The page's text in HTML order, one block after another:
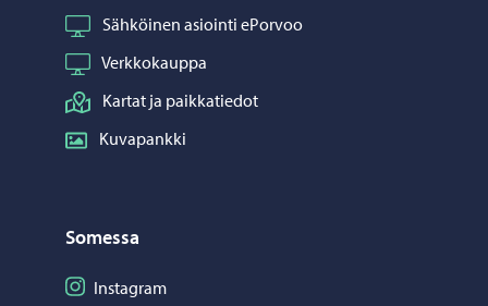
Sähköinen asiointi ePorvoo
Verkkokauppa
Kartat ja paikkatiedot
Kuvapankki
Somessa
Seuraa Instagram
Instagram